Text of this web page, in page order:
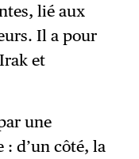
lié aux
Il a pour
et
une
d’un côté, la